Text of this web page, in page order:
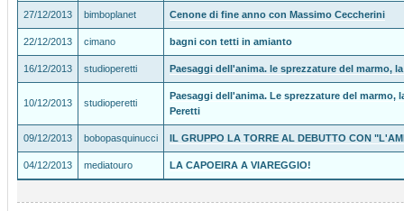
27/12/2013 bimboplanet Cenone di fine anno con Massimo Ceccherini
22/12/2013 cimano bagni con tetti in amianto
16/12/2013 studioperetti Paesaggi dell'anima. le sprezzature del marmo,
10/12/2013 studioperetti
Paesaggi dell'anima. Le sprezzature del marmo,
Peretti
09/12/2013 bobopasquinucci IL GRUPPO LA TORRE AL DEBUTTO CON
04/12/2013 mediatouro LA CAPOEIRA A VIAREGGIO!